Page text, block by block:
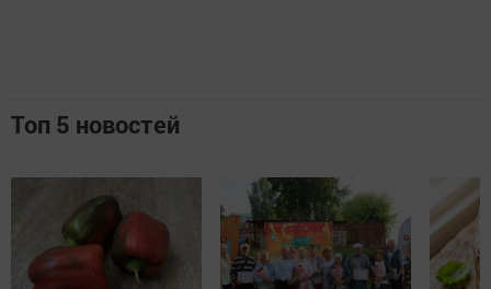
Топ 5 новостей